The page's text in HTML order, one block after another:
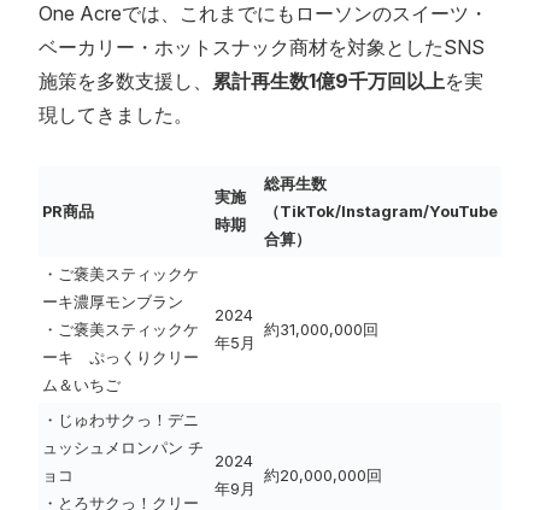
One Acreでは、これまでにもローソンのスイーツ・
ベーカリー・ホットスナック商材を対象としたSNS
施策を多数支援し、 累計再生数1億9千万回以上を実
現してきました。
PR商品
実施
時期
総再生数
（TikTok/Instagram/YouTube
合算）
・ご褒美スティックケ
ーキ濃厚モンブラン
・ご褒美スティックケ
ーキ ぷっくりクリー
ム＆いちご
2024
年5月
約31,000,000回
・じゅわサクっ！デニ
ュッシュメロンパン チ
ョコ
・とろサクっ！クリー
2024
年9月
約20,000,000回